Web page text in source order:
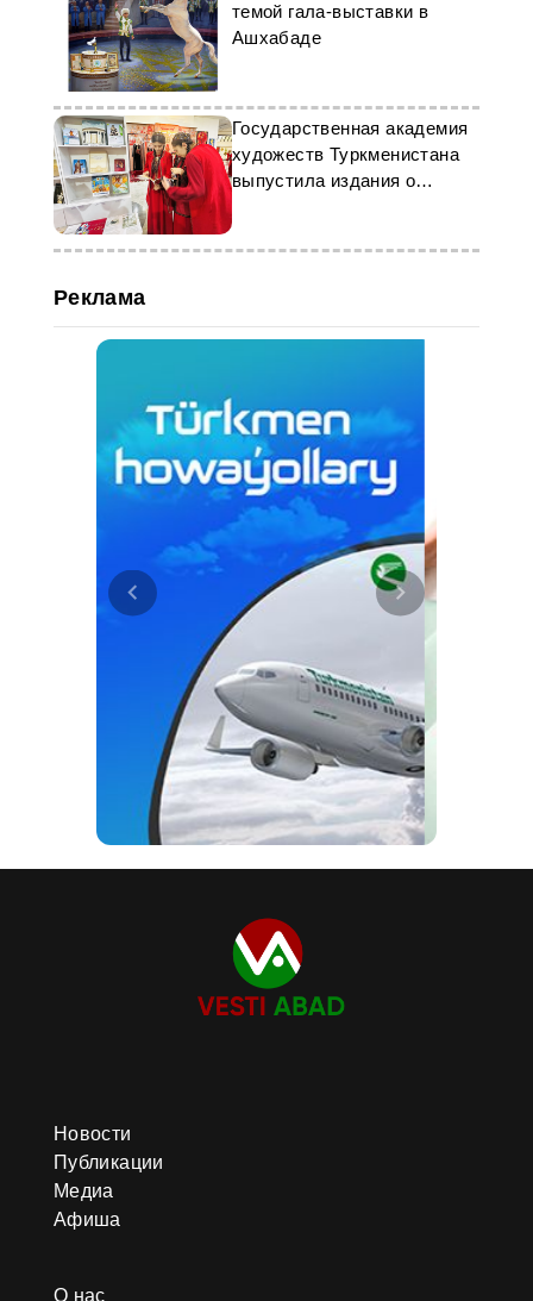
темой гала-выставки в
Ашхабаде
Государственная академия
художеств Туркменистана
выпустила издания о
Реклама
Новости
Публикации
Медиа
Афиша
О нас